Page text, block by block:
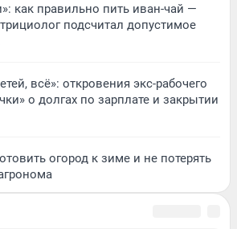
как правильно пить иван-чай —
подсчитал допустимое
всё»: откровения экс-рабочего
о долгах по зарплате и закрытии
огород к зиме и не потерять